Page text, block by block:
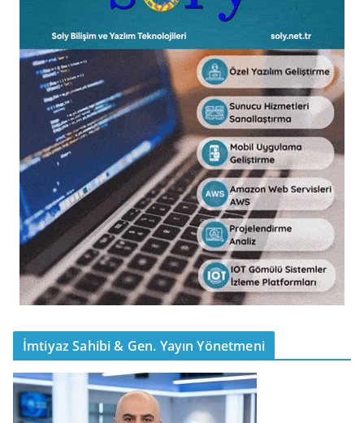
İmtiyaz Sahibi & Gen. Yayın Yönetmeni